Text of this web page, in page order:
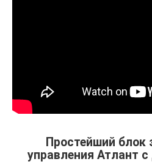
Простейший блок
управления Атлант